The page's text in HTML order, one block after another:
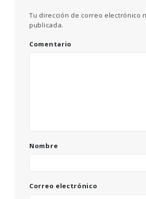
Tu dirección de correo electrónico
publicada.
Comentario
Nombre
Correo electrónico